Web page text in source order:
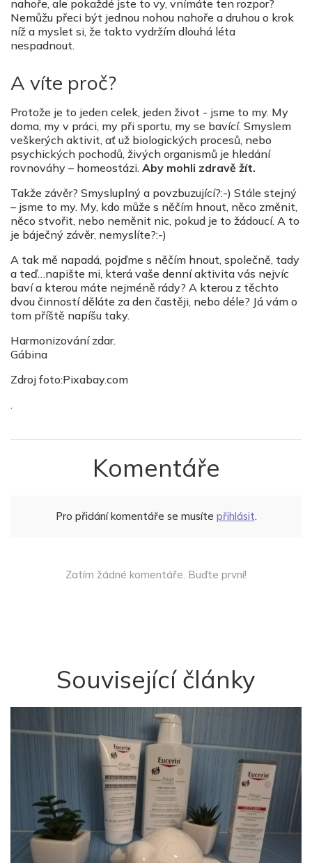
nahoře, ale pokaždé jste to vy, vnímáte ten rozpor?
Nemůžu přeci být jednou nohou nahoře a druhou o krok
níž a myslet si, že takto vydržím dlouhá léta
nespadnout.
A víte proč?
Protože je to jeden celek, jeden život - jsme to my. My
doma, my v práci, my při sportu, my se bavící. Smyslem
veškerých aktivit, ať už biologických procesů, nebo
psychických pochodů, živých organismů je hledání
rovnováhy – homeostázi. Aby mohli zdravě žít.
Takže závěr? Smysluplný a povzbuzující?:-) Stále stejný
– jsme to my. My, kdo může s něčím hnout, něco změnit,
něco stvořit, nebo neměnit nic, pokud je to žádoucí. A to
je báječný závěr, nemyslíte?:-)
A tak mě napadá, pojďme s něčím hnout, společně, tady
a teď…napište mi, která vaše denní aktivita vás nejvíc
baví a kterou máte nejméně rády? A kterou z těchto
dvou činností děláte za den častěji, nebo déle? Já vám o
tom příště napíšu taky.
Harmonizování zdar.
Gábina
Zdroj foto:Pixabay.com
.
Komentáře
Pro přidání komentáře se musíte přihlásit.
Zatím žádné komentáře. Buďte první!
Související články